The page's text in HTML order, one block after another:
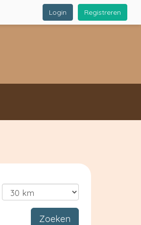
Registreren
Login
Zoeken